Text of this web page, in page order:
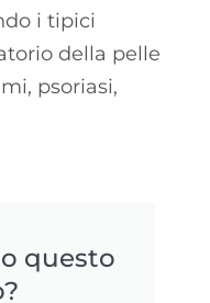
i tipici
della pelle
psoriasi,
questo